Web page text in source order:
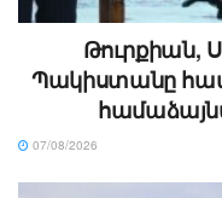
Թուրքիան,
Պակիստանը
07/08/2026